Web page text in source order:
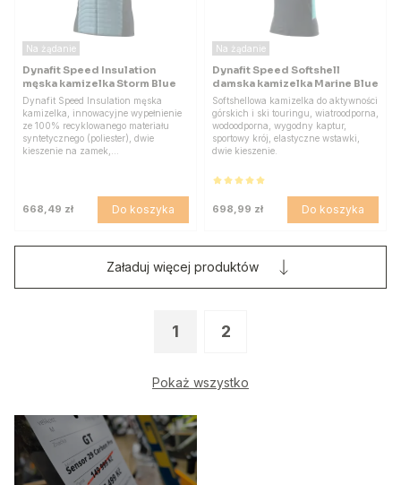
Na żądanie
Dynafit Speed Insulation
męska kamizelka Storm Blue
Dynafit Speed Insulation męska
kamizelka, innowacyjne wypełnienie
ze 100% recyklowanego materiału
syntetycznego (poliester), dwie
kieszenie na zamek,…
668,49 zł Do koszyka
Na żądanie
Dynafit Speed Softshell
damska kamizelka Marine Blue
Softshellowa kamizelka do aktywności
górskich i ski touringu, wiatroodporna,
wodoodporna, wygodny kaptur,
sportowy krój, elastyczne wstawki,
dwie kieszenie.
698,99 zł Do koszyka
1 2
Pokaż wszystko
Załaduj więcej produktów